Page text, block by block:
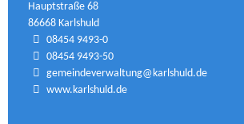
Hauptstraße 68
86668 Karlshuld
08454 9493-0
08454 9493-50
gemeindeverwaltung@karlshuld.de
www.karlshuld.de